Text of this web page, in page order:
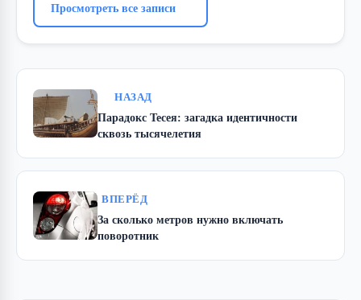
Просмотреть все записи
НАЗАД
Парадокс Тесея: загадка идентичности
сквозь тысячелетия
ВПЕРЁД
За сколько метров нужно включать
поворотник